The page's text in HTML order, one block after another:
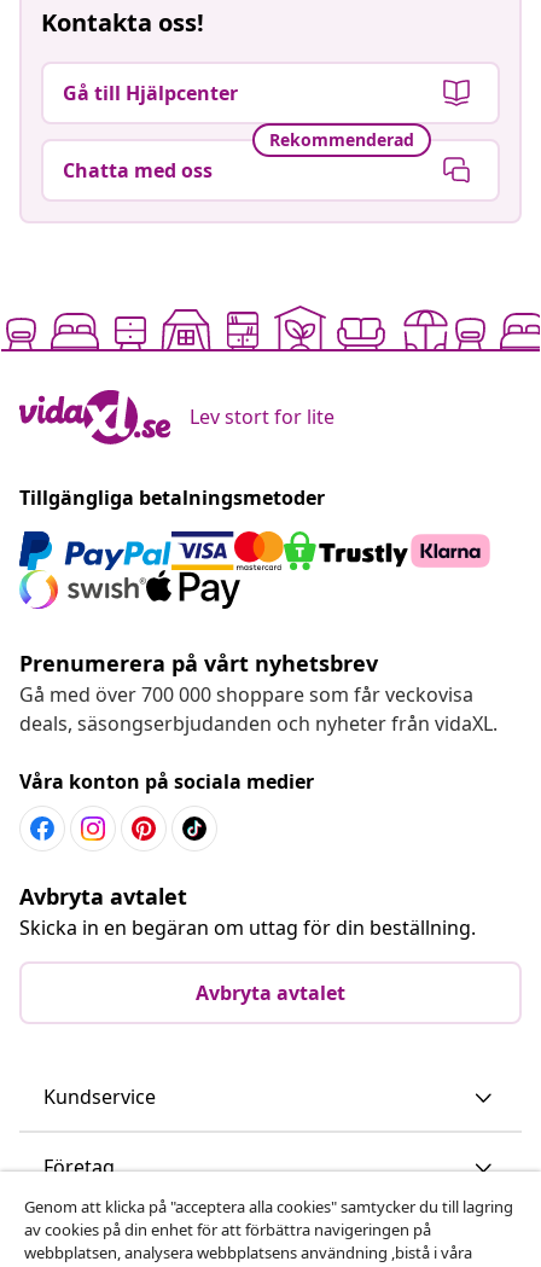
Kontakta oss!
Gå till Hjälpcenter
Rekommenderad
Chatta med oss
Lev stort for lite
Tillgängliga betalningsmetoder
Prenumerera på vårt nyhetsbrev
Gå med över 700 000 shoppare som får veckovisa
deals, säsongserbjudanden och nyheter från vidaXL.
Våra konton på sociala medier
Avbryta avtalet
Skicka in en begäran om uttag för din beställning.
Avbryta avtalet
Kundservice
Företag
vidaXL
Genom att klicka på "acceptera alla cookies" samtycker du till lagring
av cookies på din enhet för att förbättra navigeringen på
webbplatsen, analysera webbplatsens användning ,bistå i våra